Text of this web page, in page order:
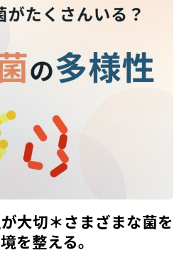
大切＊さまざまな菌を
を整える。